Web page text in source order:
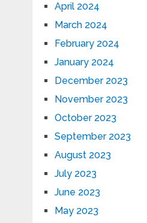
April 2024
March 2024
February 2024
January 2024
December 2023
November 2023
October 2023
September 2023
August 2023
July 2023
June 2023
May 2023